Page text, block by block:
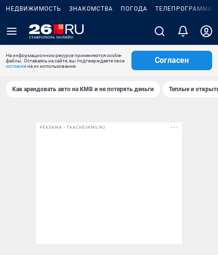
НЕДВИЖИМОСТЬ ЗНАКОМСТВА ПОГОДА ТЕЛЕПРОГРАММА
На информационном ресурсе применяются cookie-
файлы. Оставаясь на сайте, вы подтверждаете свое
согласиена их использование.
Согласен
Как арендовать авто на КМВ и не потерять деньги Теплые и
РЕКЛАМА • TKACHEVKMV.RU